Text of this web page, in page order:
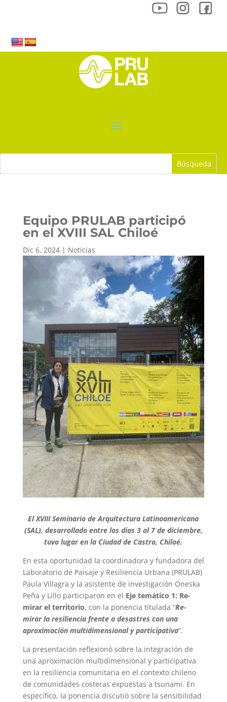
Equipo PRULAB participó
en el XVIII SAL Chiloé
Dic 6, 2024| Noticias
El XVIII Seminario de Arquitectura Latinoamericana
(SAL), desarrollado entre los días 3 al 7 de diciembre,
tuvo lugar en la Ciudad de Castro, Chiloé.
En esta oportunidad la coordinadora y fundadora del
Laboratorio de Paisaje y Resiliencia Urbana (PRULAB)
Paula Villagra y la asistente de investigación Oneska
Peña y Lillo participaron en el Eje temático 1: Re-
mirar el territorio, con la ponencia titulada “Re-
mirar la resiliencia frente a desastres con una
aproximación multidimensional y participativa”.
La presentación reflexionó sobre la integración de
una aproximación multidimensional y participativa
en la resiliencia comunitaria en el contexto chileno
de comunidades costeras expuestas a tsunami. En
específico, la ponencia discutió sobre la sensibilidad